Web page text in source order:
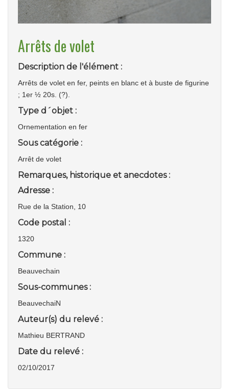
Arrêts de volet
Description de l'élément :
Arrêts de volet en fer, peints en blanc et à buste de figurine
; 1er ½ 20s. (?).
Type d´objet :
Ornementation en fer
Sous catégorie :
Arrêt de volet
Remarques, historique et anecdotes :
Adresse :
Rue de la Station, 10
Code postal :
1320
Commune :
Beauvechain
Sous-communes :
BeauvechaiN
Auteur(s) du relevé :
Mathieu BERTRAND
Date du relevé :
02/10/2017